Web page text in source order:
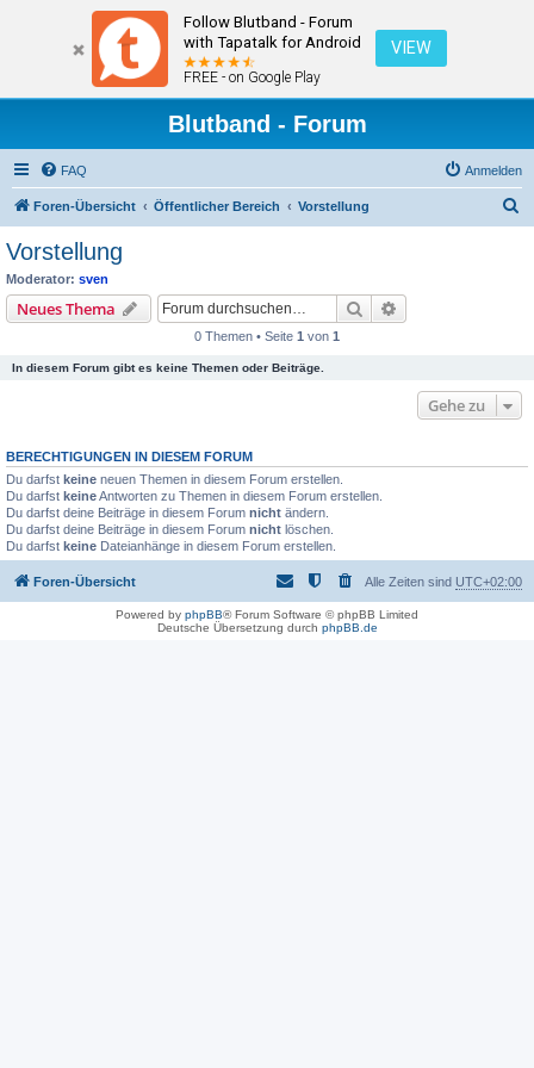
Follow Blutband - Forum
with Tapatalk for Android
FREE - on Google Play
VIEW
Blutband - Forum
FAQ Anmelden
Foren-Übersicht Öffentlicher Bereich Vorstellung
Vorstellung
Moderator: sven
Neues Thema Suche
0 Themen • Seite 1 von 1
In diesem Forum gibt es keine Themen oder Beiträge.
Gehe zu
BERECHTIGUNGEN IN DIESEM FORUM
Du darfst keine neuen Themen in diesem Forum erstellen.
Du darfst keineAntworten zu Themen in diesem Forum erstellen.
Du darfst deine Beiträge in diesem Forum nicht ändern.
Du darfst deine Beiträge in diesem Forum nicht löschen.
Du darfst keine Dateianhänge in diesem Forum erstellen.
Foren-Übersicht Alle Zeiten sind UTC+02:00
Powered by phpBB® Forum Software © phpBB Limited
Deutsche Übersetzung durch phpBB.de